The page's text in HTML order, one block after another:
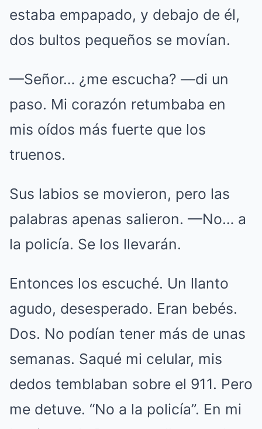
estaba empapado, y debajo de él,
dos bultos pequeños se movían.
—Señor… ¿me escucha? —di un
paso. Mi corazón retumbaba en
mis oídos más fuerte que los
truenos.
Sus labios se movieron, pero las
palabras apenas salieron. —No… a
la policía. Se los llevarán.
Entonces los escuché. Un llanto
agudo, desesperado. Eran bebés.
Dos. No podían tener más de unas
semanas. Saqué mi celular, mis
dedos temblaban sobre el 911. Pero
me detuve. “No a la policía”. En mi